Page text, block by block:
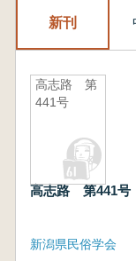
新刊
高志路 第
441号
高志路 第441号
新潟県民俗学会